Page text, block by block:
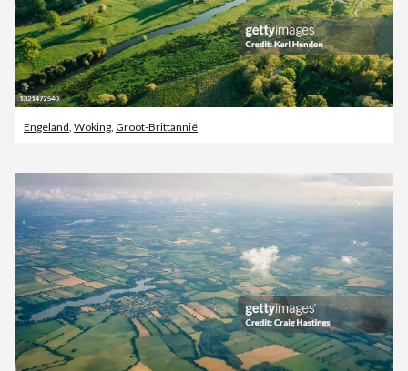
Engeland Woking Groot-Brittannië